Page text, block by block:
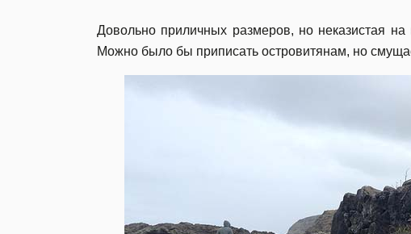
Довольно приличных размеров, но неказистая
Можно было бы приписать островитянам, но